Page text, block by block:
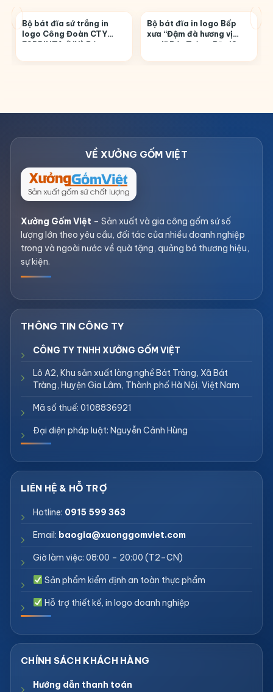
Bộ bát đĩa sứ trắng in
logo Công Đoàn CTY
ESPRINTA (VN) Bát
Bộ bát đĩa in logo Bếp
xưa “Đậm đà hương vị
xưa!” Bát Tràng BĐ-18
Xưởng Gốm Việt – Sản xuất và gia công gốm sứ số
lượng lớn theo yêu cầu, đối tác của nhiều doanh nghiệp
trong và ngoài nước về quà tặng, quảng bá thương hiệu,
sự kiện.
CÔNG TY TNHH XƯỞNG GỐM VIỆT
Lô A2, Khu sản xuất làng nghề Bát Tràng, Xã Bát
Tràng, Huyện Gia Lâm, Thành phố Hà Nội, Việt Nam
Mã số thuế: 0108836921
Đại diện pháp luật: Nguyễn Cảnh Hùng
Hotline: 0915 599 363
Email: baogia@xuonggomviet.com
Giờ làm việc: 08:00 – 20:00 (T2–CN)
Sản phẩm kiểm định an toàn thực phẩm
Hỗ trợ thiết kế, in logo doanh nghiệp
Hướng dẫn thanh toán